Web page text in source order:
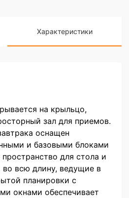
Характеристики
на крыльцо,
зал для приемов.
оснащен
и базовыми блоками
для стола и
всю длину, ведущие в
планировки с
окнами обеспечивает